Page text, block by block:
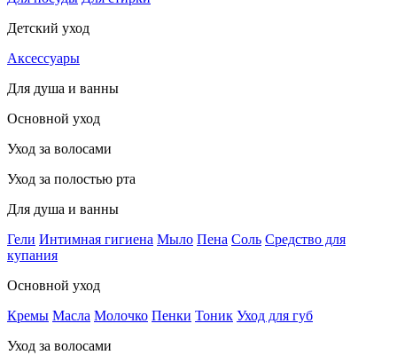
Детский уход
Аксессуары
Для душа и ванны
Основной уход
Уход за волосами
Уход за полостью рта
Для душа и ванны
Гели Интимная гигиена Мыло Пена Соль Средство для
купания
Основной уход
Кремы Масла Молочко Пенки Тоник Уход для губ
Уход за волосами